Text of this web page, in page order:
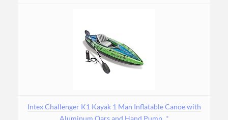
Intex Challenger K1 Kayak 1 Man Inflatable Canoe with